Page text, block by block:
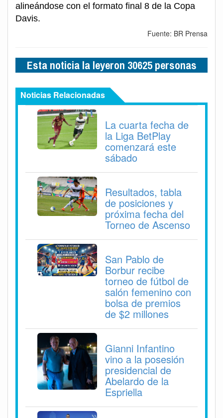
alineándose con el formato final 8 de la Copa
Davis.
Fuente: BR Prensa
Esta noticia la leyeron 30625 personas
Noticias Relacionadas
La cuarta fecha de
la Liga BetPlay
comenzará este
sábado
Resultados, tabla
de posiciones y
próxima fecha del
Torneo de Ascenso
San Pablo de
Borbur recibe
torneo de fútbol de
salón femenino con
bolsa de premios
de $2 millones
Gianni Infantino
vino a la posesión
presidencial de
Abelardo de la
Espriella